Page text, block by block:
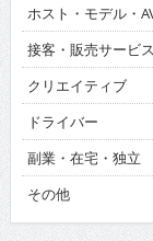
ホスト・モデル・
接客・販売サービス
クリエイティブ
ドライバー
副業・在宅・独立
その他